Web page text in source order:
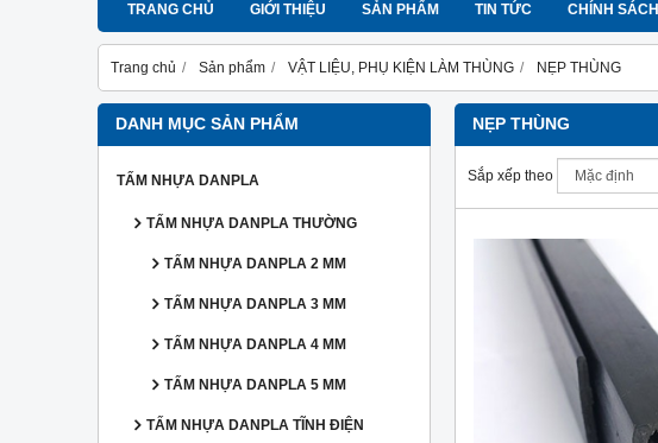
TRANG CHỦ GIỚI THIỆU SẢN PHẨM TIN TỨC CHÍNH SÁCH
Trang chủ Sản phẩm VẬT LIỆU, PHỤ KIỆN LÀM THÙNG NẸP THÙNG
DANH MỤC SẢN PHẨM
TẤM NHỰA DANPLA
TẤM NHỰA DANPLA THƯỜNG
TẤM NHỰA DANPLA 2 MM
TẤM NHỰA DANPLA 3 MM
TẤM NHỰA DANPLA 4 MM
TẤM NHỰA DANPLA 5 MM
TẤM NHỰA DANPLA TĨNH ĐIỆN
NẸP THÙNG
Sắp xếp theo